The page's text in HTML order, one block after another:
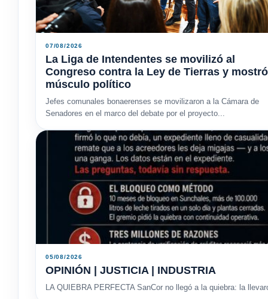
07/08/2026
La Liga de Intendentes se movilizó al
Congreso contra la Ley de Tierras y mostró
músculo político
Jefes comunales bonaerenses se movilizaron a la Cámara de
Senadores en el marco del debate por el proyecto...
05/08/2026
OPINIÓN | JUSTICIA | INDUSTRIA
LA QUIEBRA PERFECTA SanCor no llegó a la quiebra: la